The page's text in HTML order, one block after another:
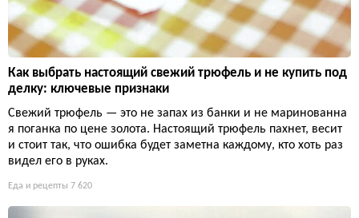
Как выбрать настоящий свежий трюфель и не купить под
делку: ключевые признаки
Свежий трюфель — это не запах из банки и не маринованна
я поганка по цене золота. Настоящий трюфель пахнет, весит
и стоит так, что ошибка будет заметна каждому, кто хоть раз
видел его в руках.
Еда и рецепты 7 620